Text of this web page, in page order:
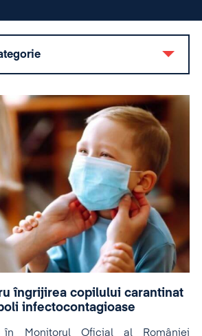
îngrijirea copilului carantinat
infectocontagioase
în Monitorul Oficial al României